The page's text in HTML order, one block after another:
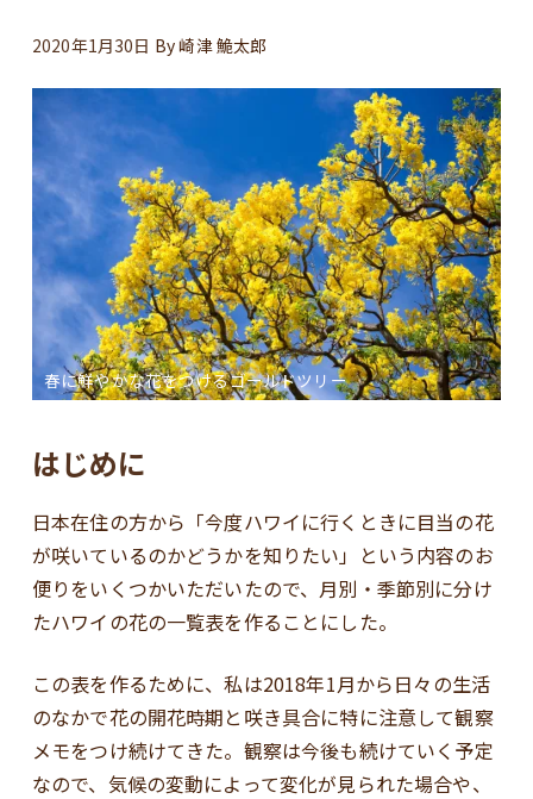
2020年1月30日 By崎津 鮠太郎
春に鮮やかな花をつけるゴールドツリー
はじめに
日本在住の方から「今度ハワイに行くときに目当の花
が咲いているのかどうかを知りたい」という内容のお
便りをいくつかいただいたので、月別・季節別に分け
たハワイの花の一覧表を作ることにした。
この表を作るために、私は2018年1月から日々の生活
のなかで花の開花時期と咲き具合に特に注意して観察
メモをつけ続けてきた。観察は今後も続けていく予定
なので、気候の変動によって変化が見られた場合や、